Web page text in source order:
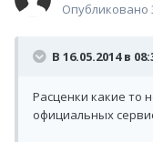
Опубликовано
В 16.05.2014 в
Расценки какие то
официальных